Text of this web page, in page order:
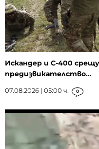
Искандер и С-400
предизвикателство...
07.08.2026 | 05:00 ч. 0